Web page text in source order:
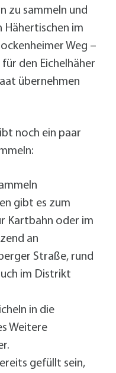
zu sammeln und
im
Weg –
den Eichelhäher
übernehmen
noch ein paar
gibt es zum
Kartbahn oder im
an
Straße, rund
im Distrikt
in die
Weitere
gefüllt sein,